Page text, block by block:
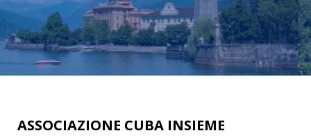
ASSOCIAZIONE CUBA INSIEME